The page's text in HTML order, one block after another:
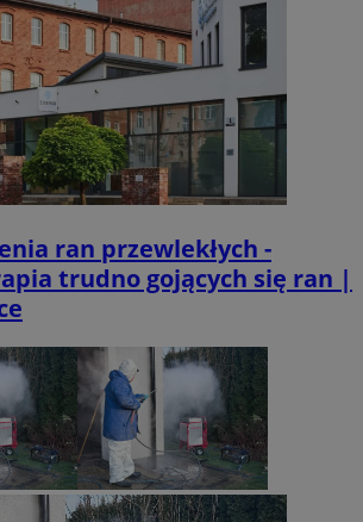
ran przewlekłych -
trudno gojących się ran |